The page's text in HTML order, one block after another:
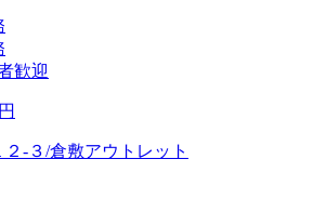
歓迎
‐３/倉敷アウトレット